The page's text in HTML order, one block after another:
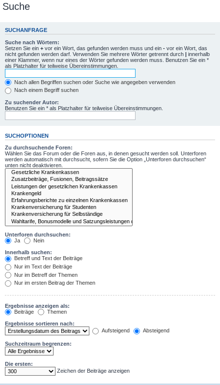
Suche
SUCHANFRAGE
Suche nach Wörtern:
Setzen Sie ein + vor ein Wort, das gefunden werden muss und ein - vor ein Wort, das
nicht gefunden werden darf. Verwenden Sie mehrere Wörter getrennt durch | innerhalb
einer Klammer, wenn nur eines der Wörter gefunden werden muss. Benutzen Sie ein *
als Platzhalter für teilweise Übereinstimmungen.
Nach allen Begriffen suchen oder Suche wie angegeben verwenden
Nach einem Begriff suchen
Zu suchender Autor:
Benutzen Sie ein * als Platzhalter für teilweise Übereinstimmungen.
SUCHOPTIONEN
Zu durchsuchende Foren:
Wählen Sie das Forum oder die Foren aus, in denen gesucht werden soll. Unterforen
werden automatisch mit durchsucht, sofern Sie die Option „Unterforen durchsuchen“
unten nicht deaktivieren.
Unterforen durchsuchen:
Ja
Nein
Innerhalb suchen:
Betreff und Text der Beiträge
Nur im Text der Beiträge
Nur im Betreff der Themen
Nur im ersten Beitrag der Themen
Ergebnisse anzeigen als:
Beiträge
Themen
Ergebnisse sortieren nach:
Aufsteigend
Absteigend
Suchzeitraum begrenzen:
Die ersten:
Zeichen der Beiträge anzeigen